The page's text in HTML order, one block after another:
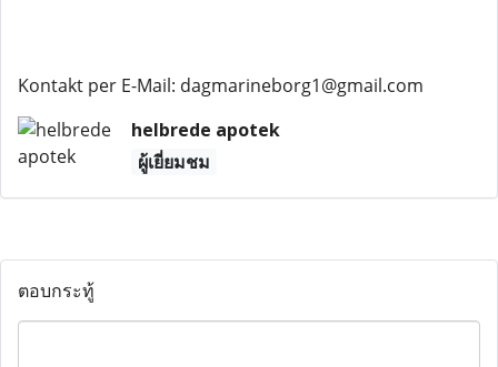
Kontakt per E-Mail: dagmarineborg1@gmail.com
helbrede apotek
ผู้เยี่ยมชม
ตอบกระทู้